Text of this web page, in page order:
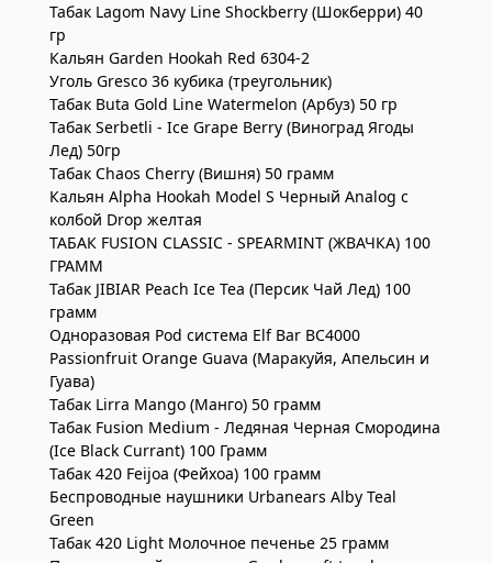
Табак Lagom Navy Line Shockberry (Шокберри) 40
гр
Кальян Garden Hookah Red 6304-2
Уголь Gresco 36 кубика (треугольник)
Табак Buta Gold Line Watermelon (Арбуз) 50 гр
Табак Serbetli - Ice Grape Berry (Виноград Ягоды
Лед) 50гр
Табак Chaos Cherry (Вишня) 50 грамм
Кальян Alpha Hookah Model S Черный Analog с
колбой Drop желтая
ТАБАК FUSION CLASSIC - SPEARMINT (ЖВАЧКА) 100
ГРАММ
Табак JIBIAR Peach Ice Tea (Персик Чай Лед) 100
грамм
Одноразовая Pod система Elf Bar BC4000
Passionfruit Orange Guava (Маракуйя, Апельсин и
Гуава)
Табак Lirra Mango (Манго) 50 грамм
Табак Fusion Medium - Ледяная Черная Смородина
(Ice Black Currant) 100 Грамм
Табак 420 Feijoa (Фейхоа) 100 грамм
Беспроводные наушники Urbanears Alby Teal
Green
Табак 420 Light Молочное печенье 25 грамм